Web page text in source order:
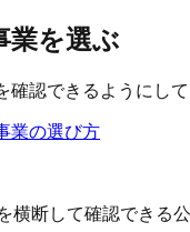
業を選ぶ
認できるようにして
業の選び方
断して確認できる公